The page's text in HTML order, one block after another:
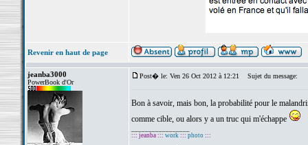
Revenir en haut de page
jeanba3000
PowerBook d'Or
Post� le: Ven 26 Oct 2012 à 12:21 Sujet du message:
Bon à savoir, mais bon, la probabilité pour le
comme cible, ou alors y a un truc qui m'échappe
::: jeanba ::: work::: photo:::